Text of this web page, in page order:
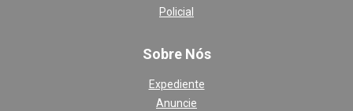
Policial
Sobre Nós
Expediente
Anuncie